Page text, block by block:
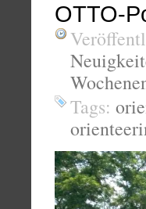
OTTO-
Tags: